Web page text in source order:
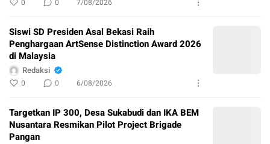
0 0 7/08/2026
Siswi SD Presiden Asal Bekasi Raih
Penghargaan ArtSense Distinction Award 2026
di Malaysia
Redaksi
0 0 6/08/2026
Targetkan IP 300, Desa Sukabudi dan IKA BEM
Nusantara Resmikan Pilot Project Brigade
Pangan